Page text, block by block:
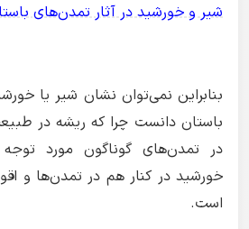
شیر و خورشید در آثار تمدن‌های
بنابراین نمی‌توان نشان شیر یا
باستان دانست چرا که ریشه در
در تمدن‌های گوناگون مورد توجه
خورشید در کنار هم در تمدن‌ها و
است.